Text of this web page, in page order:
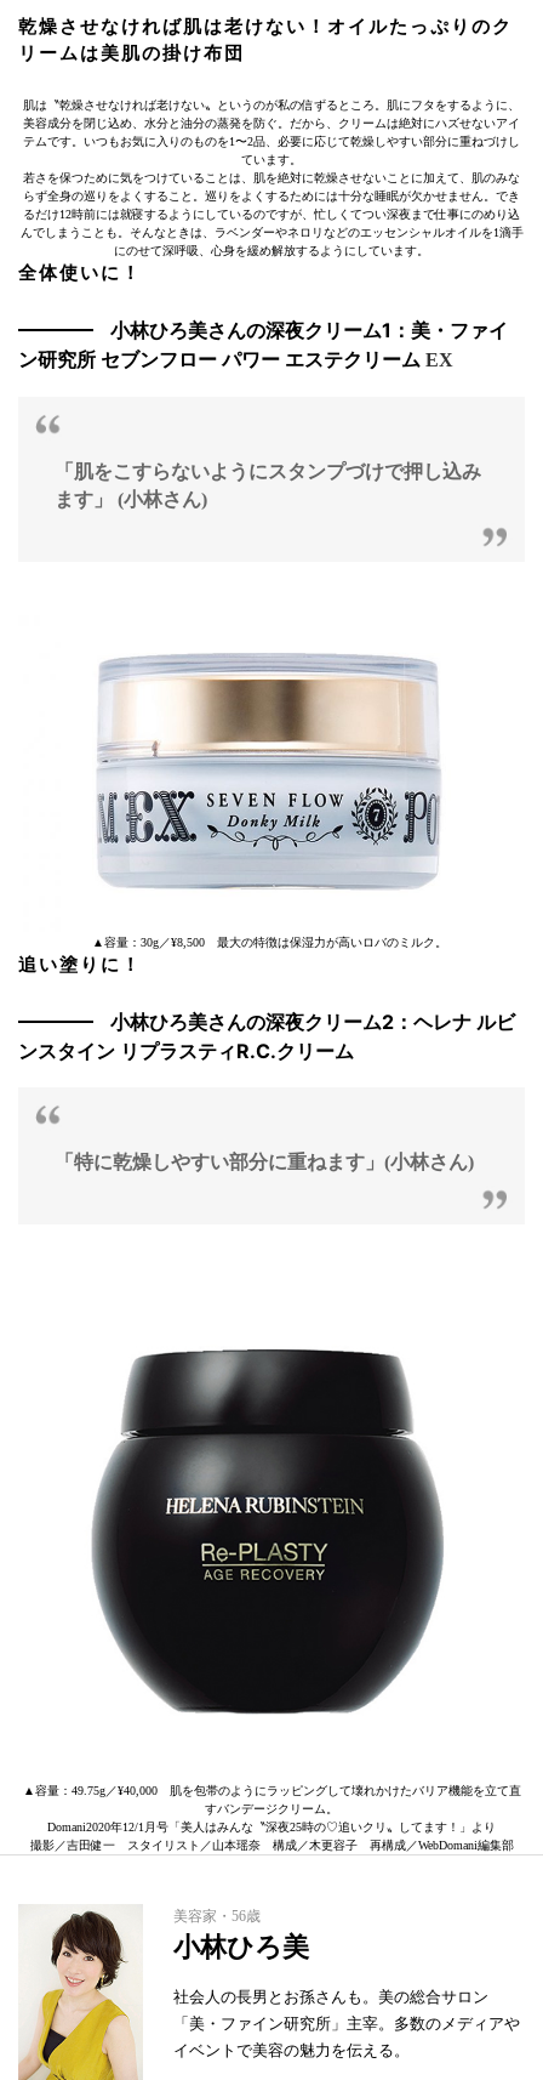
乾燥させなければ肌は老けない！オイルたっぷりのク
リームは美肌の掛け布団
肌は〝乾燥させなければ老けない〟というのが私の信ずるところ。肌にフタをするように、
美容成分を閉じ込め、水分と油分の蒸発を防ぐ。だから、クリームは絶対にハズせないアイ
テムです。いつもお気に入りのものを1〜2品、必要に応じて乾燥しやすい部分に重ねづけし
ています。
若さを保つために気をつけていることは、肌を絶対に乾燥させないことに加えて、肌のみな
らず全身の巡りをよくすること。巡りをよくするためには十分な睡眠が欠かせません。でき
るだけ12時前には就寝するようにしているのですが、忙しくてつい深夜まで仕事にのめり込
んでしまうことも。そんなときは、ラベンダーやネロリなどのエッセンシャルオイルを1滴手
にのせて深呼吸、心身を緩め解放するようにしています。
全体使いに！
小林ひろ美さんの深夜クリーム1：美・ファイ
ン研究所 セブンフロー パワー エステクリーム EX
「 肌をこすらないようにスタンプづけで押し込み
ます」 (小林さん)
▲容量：30g／¥8,500 最大の特徴は保湿力が高いロバのミルク。
追い塗りに！
小林ひろ美さんの深夜クリーム2：ヘレナ ルビ
ンスタイン リプラスティR.C.クリーム
「特に乾燥しやすい部分に重ねます」(小林さん)
▲容量：49.75g／¥40,000 肌を包帯のようにラッピングして壊れかけたバリア機能を立て直
すバンデージクリーム。
Domani2020年12/1月号「美人はみんな〝深夜25時の♡追いクリ〟してます！」より
撮影／吉田健一 スタイリスト／山本瑶奈 構成／木更容子 再構成／WebDomani編集部
美容家・56歳
小林ひろ美
社会人の長男とお孫さんも。美の総合サロン
「美・ファイン研究所」主宰。多数のメディアや
イベントで美容の魅力を伝える。